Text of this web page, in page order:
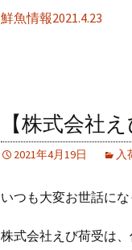
鮮魚情報2021.4.23
【株式会社
2021年4月19日 入
いつも大変お世話にな
株式会社えび荷受は